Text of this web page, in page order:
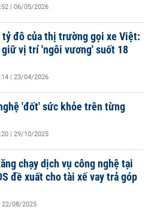
| 06/05/2026
tỷ đô của thị trường gọi xe Việt:
giữ vị trí 'ngôi vương' suốt 18
| 23/04/2026
'đốt' sức khỏe trên từng
| 29/10/2025
chạy dịch vụ công nghệ tại
đề xuất cho tài xế vay trả góp
22/08/2025